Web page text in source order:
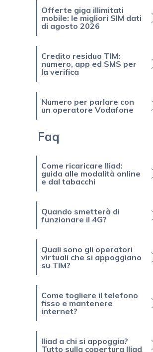
Offerte giga illimitati
mobile: le migliori SIM dati
di agosto 2026
Credito residuo TIM:
numero, app ed SMS per
la verifica
Numero per parlare con
un operatore Vodafone
Faq
Come ricaricare Iliad:
guida alle modalità online
e dal tabacchi
Quando smetterà di
funzionare il 4G?
Quali sono gli operatori
virtuali che si appoggiano
su TIM?
Come togliere il telefono
fisso e mantenere
internet?
Iliad a chi si appoggia?
Tutto sulla copertura Iliad